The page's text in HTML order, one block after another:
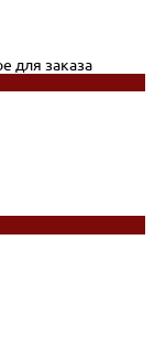
для заказа